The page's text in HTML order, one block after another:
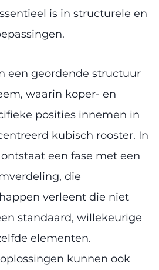
is in structurele en
een geordende structuur
waarin koper- en
posities innemen in
kubisch rooster. In
een fase met een
die
verleent die niet
standaard, willekeurige
elementen.
kunnen ook